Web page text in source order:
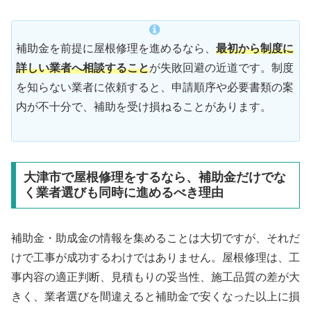
補助金を前提に屋根修理を進めるなら、 最初から制度に
詳しい業者へ相談することが失敗回避の近道です。制度
を知らない業者に依頼すると、申請順序や必要書類の案
内が不十分で、補助を受け損ねることがあります。
大津市で屋根修理をするなら、補助金だけでな
く業者選びも同時に進めるべき理由
補助金・助成金の情報を集めることは大切ですが、それだ
けで工事が成功するわけではありません。屋根修理は、工
事内容の適正判断、見積もりの妥当性、施工品質の差が大
きく、業者選びを間違えると補助金で安くなった以上に損